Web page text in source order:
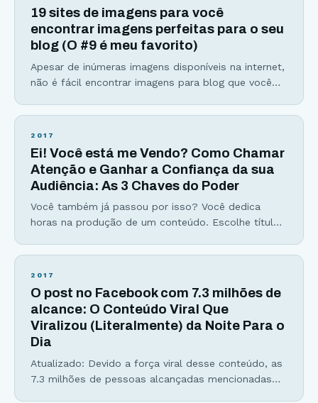
apontam que: 84,7% dos consumidores acreditam
que as cores de um produto são muito
19 sites de imagens para você
encontrar imagens perfeitas para o seu
blog (O #9 é meu favorito)
Apesar de inúmeras imagens disponíveis na internet,
não é fácil encontrar imagens para blog que você
Com mais blogs e sites surgindo sobre um
uma melhor estética, tipografia, usabilidade,
posicionamento
2017
Ei! Você está me Vendo? Como Chamar
Atenção e Ganhar a Confiança da sua
Audiência: As 3 Chaves do Poder
Você também já passou por isso? Você dedica
horas na produção de um conteúdo. Escolhe título,
interessantes… Mas quando publica… A palha do
se sente até mesmo injustiçado… Eu sei como é,
pois foi exatamente
2017
O post no Facebook com 7.3 milhões de
alcance: O Conteúdo Viral Que
Viralizou (Literalmente) da Noite Para o
Dia
Atualizado: Devido a força viral desse conteúdo, as
7.3 milhões de pessoas alcançadas mencionadas